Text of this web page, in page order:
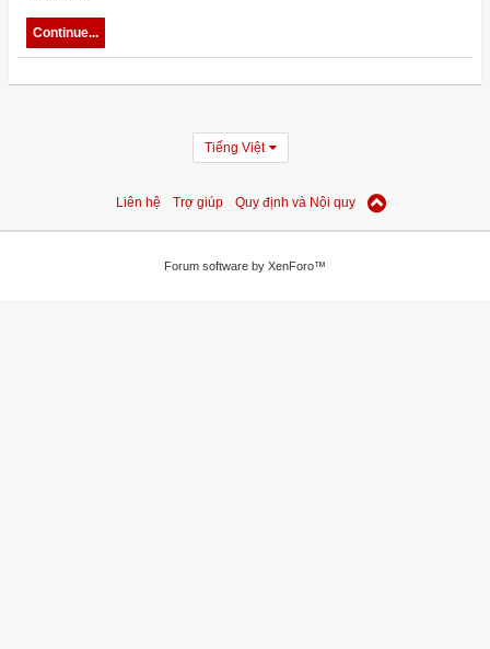
Continue...
Tiếng Việt
Liên hệ Trợ giúp Quy định và Nội quy
Forum software by XenForo™